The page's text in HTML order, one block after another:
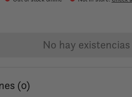
No hay existencias
(0)